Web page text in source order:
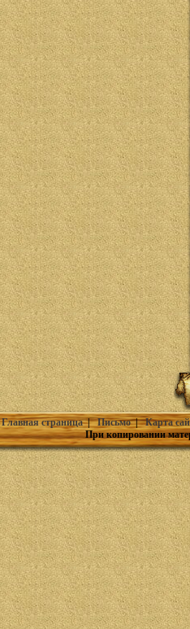
Главная страница|Письмо|Карта
При копировании